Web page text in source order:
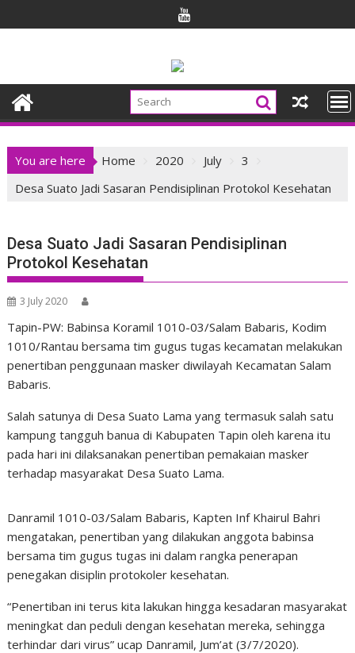
to
You are here Home 2020 July
3
Desa Suato Jadi Sasaran Pendisiplinan Protokol Kesehatan
Desa Suato Jadi Sasaran Pendisiplinan
Protokol Kesehatan
3 July 2020
Tapin-PW: Babinsa Koramil 1010-03/Salam Babaris, Kodim
1010/Rantau bersama tim gugus tugas kecamatan melakukan
penertiban penggunaan masker diwilayah Kecamatan Salam
Babaris.
Salah satunya di Desa Suato Lama yang termasuk salah satu
kampung tangguh banua di Kabupaten Tapin oleh karena itu
pada hari ini dilaksanakan penertiban pemakaian masker
terhadap masyarakat Desa Suato Lama.
Danramil 1010-03/Salam Babaris, Kapten Inf Khairul Bahri
mengatakan, penertiban yang dilakukan anggota babinsa
bersama tim gugus tugas ini dalam rangka penerapan
penegakan disiplin protokoler kesehatan.
“Penertiban ini terus kita lakukan hingga kesadaran masyarakat
meningkat dan peduli dengan kesehatan mereka, sehingga
terhindar dari virus” ucap Danramil, Jum’at (3/7/2020).